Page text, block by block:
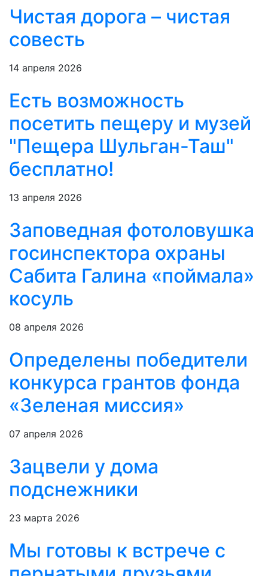
Чистая дорога – чистая
совесть
14 апреля 2026
Есть возможность
посетить пещеру и музей
"Пещера Шульган-Таш"
бесплатно!
13 апреля 2026
Заповедная фотоловушка
госинспектора охраны
Сабита Галина «поймала»
косуль
08 апреля 2026
Определены победители
конкурса грантов фонда
«Зеленая миссия»
07 апреля 2026
Зацвели у дома
подснежники
23 марта 2026
Мы готовы к встрече с